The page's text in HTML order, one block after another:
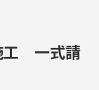
工 一式請